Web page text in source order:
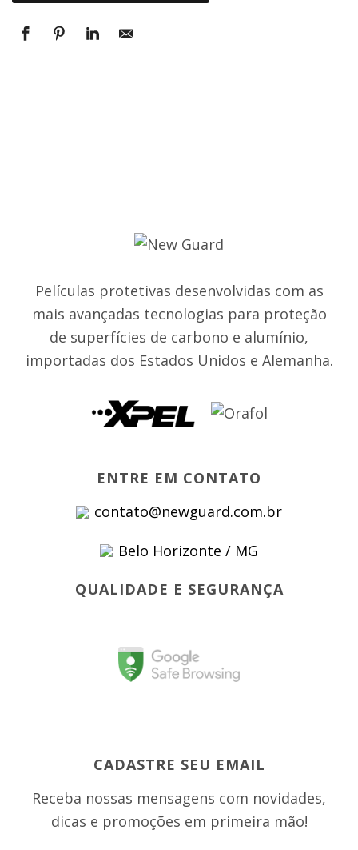
Películas protetivas desenvolvidas com as
mais avançadas tecnologias para proteção
de superfícies de carbono e alumínio,
importadas dos Estados Unidos e Alemanha.
ENTRE EM CONTATO
contato@newguard.com.br
Belo Horizonte / MG
QUALIDADE E SEGURANÇA
CADASTRE SEU EMAIL
Receba nossas mensagens com novidades,
dicas e promoções em primeira mão!